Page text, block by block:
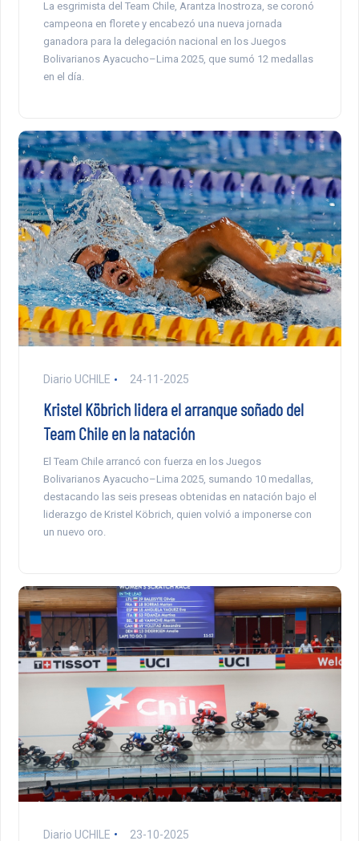
La esgrimista del Team Chile, Arantza Inostroza, se coronó
campeona en florete y encabezó una nueva jornada
ganadora para la delegación nacional en los Juegos
Bolivarianos Ayacucho–Lima 2025, que sumó 12 medallas
en el día.
Diario UCHILE 24-11-2025
Kristel Köbrich lidera el arranque soñado del
Team Chile en la natación
El Team Chile arrancó con fuerza en los Juegos
Bolivarianos Ayacucho–Lima 2025, sumando 10 medallas,
destacando las seis preseas obtenidas en natación bajo el
liderazgo de Kristel Köbrich, quien volvió a imponerse con
un nuevo oro.
Diario UCHILE 23-10-2025